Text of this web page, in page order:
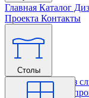
Главная Каталог
Проекта Контакты
Столы
Главная Столы из
Кастомизации и